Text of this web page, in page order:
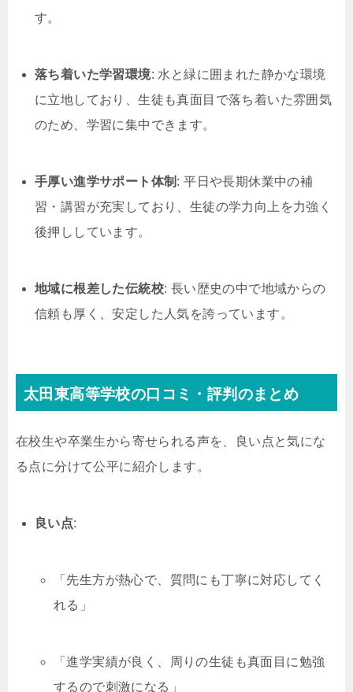
す。
落ち着いた学習環境: 水と緑に囲まれた静かな環境
に立地しており、生徒も真面目で落ち着いた雰囲気
のため、学習に集中できます。
手厚い進学サポート体制 : 平日や長期休業中の補
習・講習が充実しており、生徒の学力向上を力強く
後押ししています。
地域に根差した伝統校: 長い歴史の中で地域からの
信頼も厚く、安定した人気を誇っています。
太田東高等学校の口コミ・評判のまとめ
在校生や卒業生から寄せられる声を、良い点と気にな
る点に分けて公平に紹介します。
良い点:
「先生方が熱心で、質問にも丁寧に対応してく
れる」
「進学実績が良く、周りの生徒も真面目に勉強
するので刺激になる」